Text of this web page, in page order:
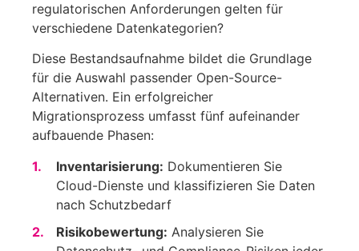
regulatorischen Anforderungen gelten für
verschiedene Datenkategorien?
Diese Bestandsaufnahme bildet die Grundlage
für die Auswahl passender Open-Source-
Alternativen. Ein erfolgreicher
Migrationsprozess umfasst fünf aufeinander
aufbauende Phasen:
Inventarisierung: Dokumentieren Sie
Cloud-Dienste und klassifizieren Sie Daten
nach Schutzbedarf
Risikobewertung: Analysieren Sie